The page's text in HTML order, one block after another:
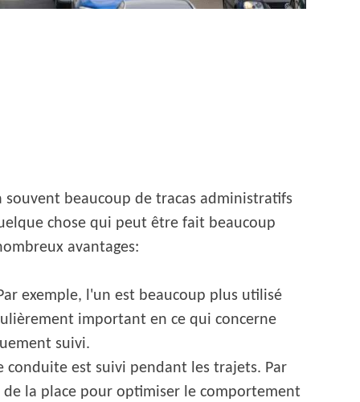
beaucoup de tracas administratifs
chose qui peut être fait beaucoup
avantages:
exemple, l'un est beaucoup plus utilisé
important en ce qui concerne
suivi.
conduite est suivi pendant les trajets. Par
la place pour optimiser le comportement